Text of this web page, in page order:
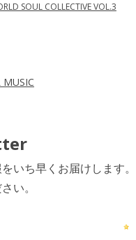
SOUL COLLECTIVE VOL.3
いち早くお届けします。
い。